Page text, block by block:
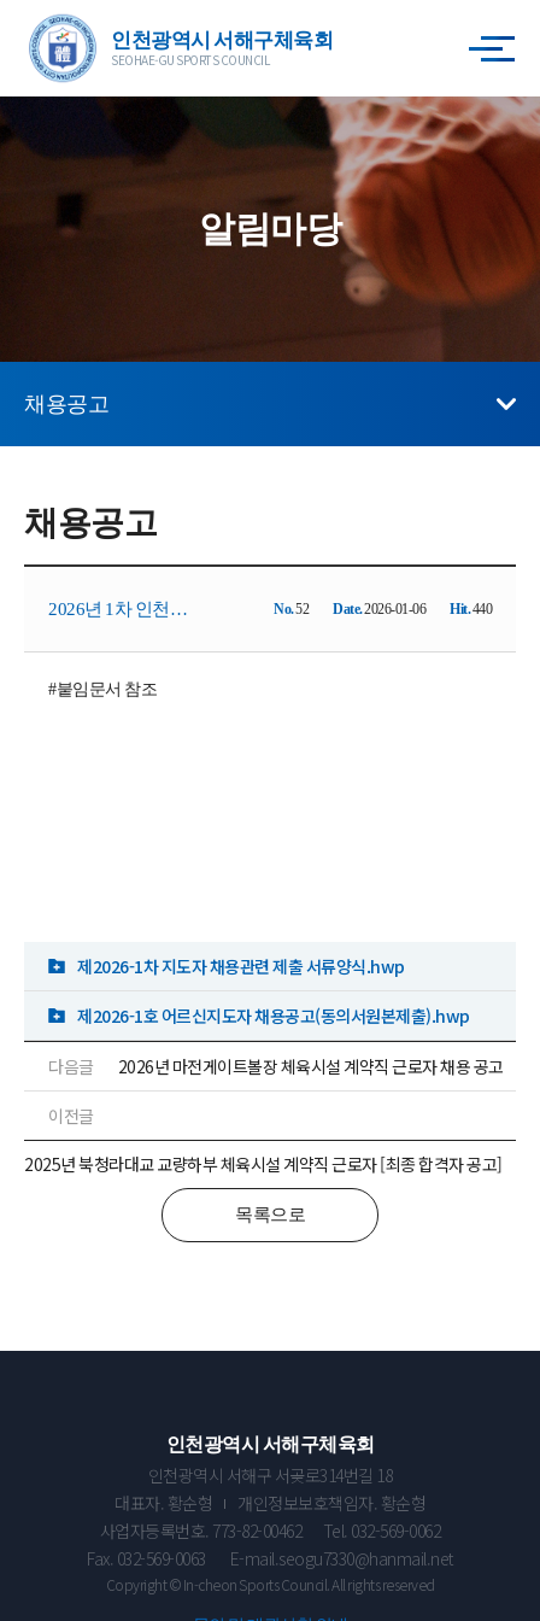
인천광역시 서해구체육회
SEOHAE-GU SPORTS COUNCIL
알림마당
채용공고
채용공고
2026년 1차 인천광
역시서구체육회 생
No.52 Date.2026-01-06 Hit.440
#붙임문서 참조
제2026-1차 지도자 채용관련 제출 서류양식.hwp
제2026-1호 어르신지도자 채용공고(동의서원본제출).hwp
다음글 2026년 마전게이트볼장 체육시설 계약직 근로자 채용 공고
이전글
2025년 북청라대교 교량하부 체육시설 계약직 근로자 [최종 합격자 공고]
목록으로
인천광역시 서해구체육회
인천광역시 서해구 서곶로314번길 18
대표자. 황순형
개인정보보호책임자. 황순형
사업자등록번호. 773-82-00462
Tel. 032-569-0062
Fax. 032-569-0063
E-mail.seogu7330@hanmail.net
Copyright © In-cheon Sports Council. All rights reserved